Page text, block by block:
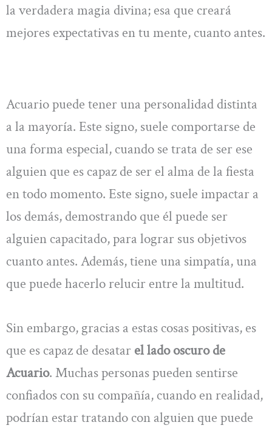
la verdadera magia divina; esa que creará
mejores expectativas en tu mente, cuanto antes.
Acuario puede tener una personalidad distinta
a la mayoría. Este signo, suele comportarse de
una forma especial, cuando se trata de ser ese
alguien que es capaz de ser el alma de la fiesta
en todo momento. Este signo, suele impactar a
los demás, demostrando que él puede ser
alguien capacitado, para lograr sus objetivos
cuanto antes. Además, tiene una simpatía, una
que puede hacerlo relucir entre la multitud.
Sin embargo, gracias a estas cosas positivas, es
que es capaz de desatar el lado oscuro de
Acuario. Muchas personas pueden sentirse
confiados con su compañía, cuando en realidad,
podrían estar tratando con alguien que puede